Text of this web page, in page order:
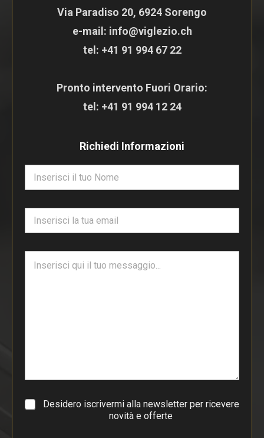
Via Paradiso 20, 6924 Sorengo
e-mail: info@viglezio.ch
tel: +41 91 994 67 22
Pronto intervento Fuori Orario:
tel: +41 91 994 12 24
Richiedi Informazioni
m
a
g
a
f
Desidero iscrivermi alla newsletter per ricevere
novità e offerte